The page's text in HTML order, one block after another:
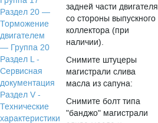
Раздел 20 —
Торможение
двигателем
— Группа 20
Раздел L -
Сервисная
документация
Раздел V -
Технические
характеристики
задней части двигателя
со стороны выпускного
коллектора (при
наличии).
Снимите штуцеры
магистрали слива
масла из сапуна:
Снимите болт типа
"банджо" магистрали